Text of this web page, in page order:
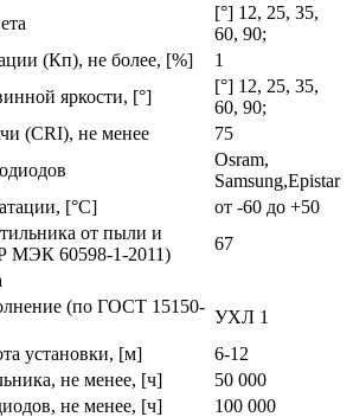
[°] 12, 25, 35,
60, 90;
(Кп), не более, [%]
1
яркости, [°]
[°] 12, 25, 35,
60, 90;
(CRI), не менее
75
Osram,
Samsung,Epistar
[°С]
от -60 до +50
от пыли и
МЭК 60598-1-2011)
67
(по ГОСТ 15150-
УХЛ 1
установки, [м]
6-12
не менее, [ч]
50 000
не менее, [ч]
100 000